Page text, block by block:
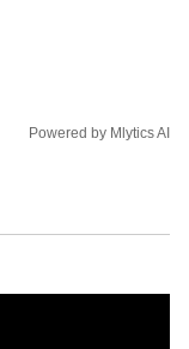
Powered by Mlytics AI